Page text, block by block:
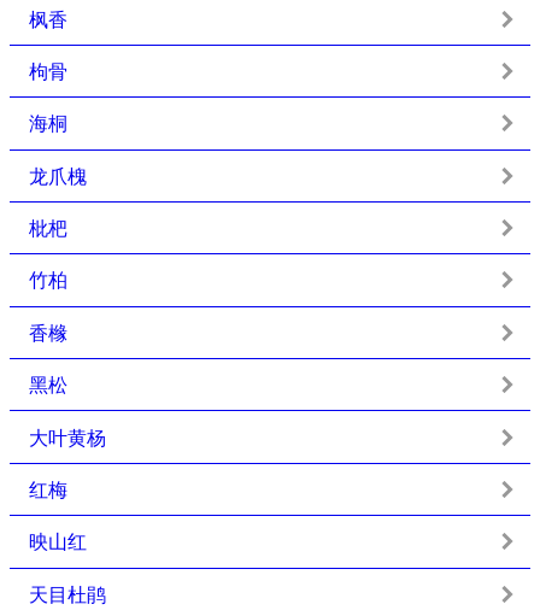
枫香
枸骨
海桐
龙爪槐
枇杷
竹柏
香橼
黑松
大叶黄杨
红梅
映山红
天目杜鹃